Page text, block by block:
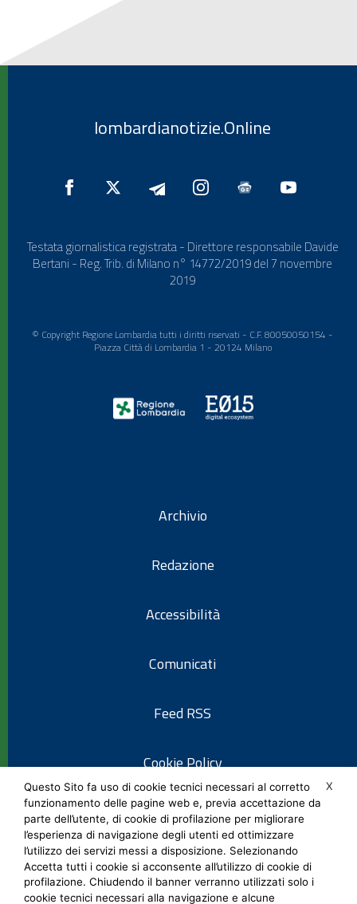
lombardianotizie.Online
Testata giornalistica registrata - Direttore responsabile Davide
Bertani - Reg. Trib. di Milano n° 14772/2019 del 7 novembre
2019
© Copyright Regione Lombardia tutti i diritti riservati - C.F. 80050050154 -
Piazza Città di Lombardia 1 - 20124 Milano
Archivio
Redazione
Accessibilità
Comunicati
Feed RSS
Cookie Policy
Informativa privacy
Note legali
X
Questo Sito fa uso di cookie tecnici necessari al corretto
funzionamento delle pagine web e, previa accettazione da
parte dell’utente, di cookie di profilazione per migliorare
l’esperienza di navigazione degli utenti ed ottimizzare
l’utilizzo dei servizi messi a disposizione. Selezionando
Accetta tutti i cookie si acconsente all’utilizzo di cookie di
profilazione. Chiudendo il banner verranno utilizzati solo i
cookie tecnici necessari alla navigazione e alcune